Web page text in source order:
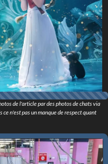
de l'article par des photos de chats via
ce n'est pas un manque de respect quant